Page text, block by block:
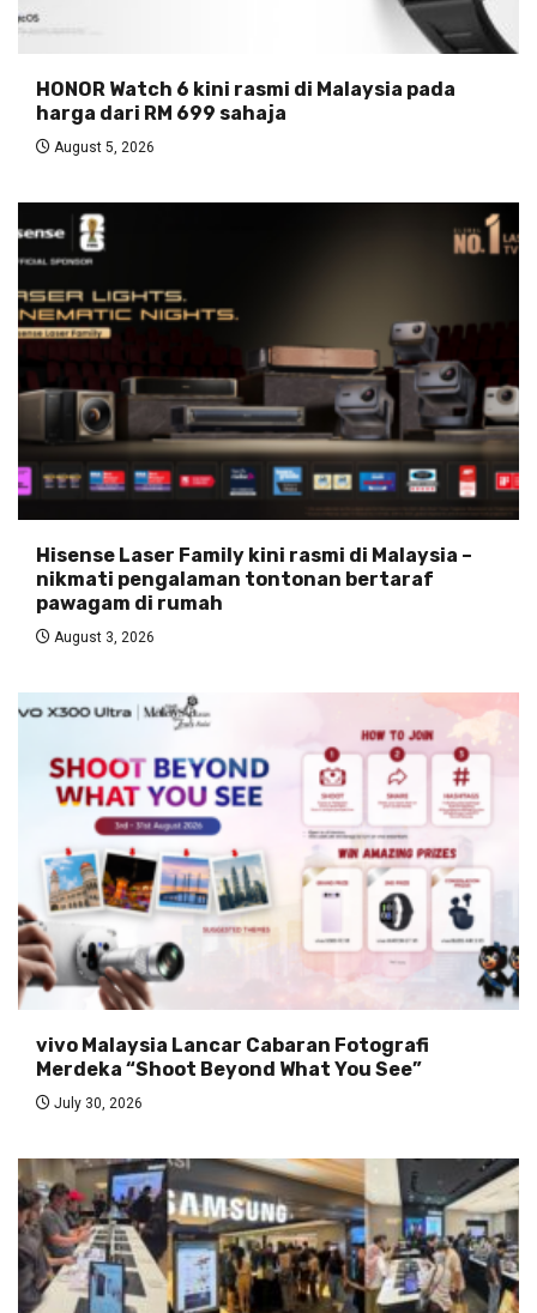
HONOR Watch 6 kini rasmi di Malaysia pada
harga dari RM 699 sahaja
August 5, 2026
Hisense Laser Family kini rasmi di Malaysia –
nikmati pengalaman tontonan bertaraf
pawagam di rumah
August 3, 2026
vivo Malaysia Lancar Cabaran Fotografi
Merdeka “Shoot Beyond What You See”
July 30, 2026